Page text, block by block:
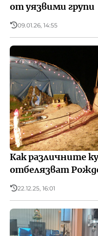
от уязвими групи
09.01.26, 14:55
Как различните
отбелязват
22.12.25, 16:01